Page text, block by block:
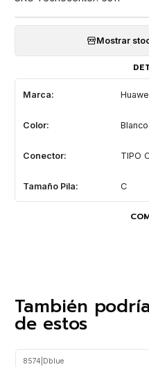
Mostrar
Marca:
Color: Blanco
Conector: TIPO
Tamaño Pila: C
También
de estos
8574 Dblue